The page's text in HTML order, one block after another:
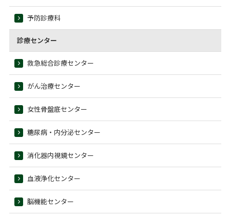
予防診療科
診療センター
救急総合診療センター
がん治療センター
女性骨盤底センター
糖尿病・内分泌センター
消化器内視鏡センター
血液浄化センター
脳機能センター